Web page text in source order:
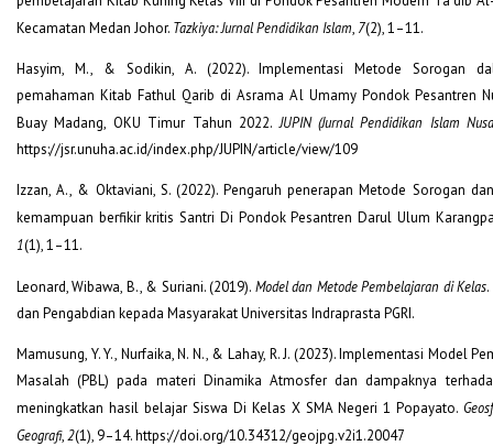
Kecamatan Medan Johor. Tazkiya: Jurnal Pendidikan Islam, 7(2), 1–11.
Hasyim, M., & Sodikin, A. (2022). Implementasi Metode Sorogan
pemahaman Kitab Fathul Qarib di Asrama Al Umamy Pondok Pesantren
Buay Madang, OKU Timur Tahun 2022.JUPIN (Jurnal Pendidikan Islam
https://jsr.unuha.ac.id/index.php/JUPIN/article/view/109
Izzan, A., & Oktaviani, S. (2022). Pengaruh penerapan Metode Sorogan
kemampuan berfikir kritis Santri Di Pondok Pesantren Darul Ulum
1(1), 1–11.
Leonard, Wibawa, B., & Suriani. (2019). Model dan Metode Pembelajaran di Kelas
dan Pengabdian kepada Masyarakat Universitas Indraprasta PGRI.
Mamusung, Y. Y., Nurfaika, N. N., & Lahay, R. J. (2023). Implementasi Model
Masalah (PBL) pada materi Dinamika Atmosfer dan dampaknya
meningkatkan hasil belajar Siswa Di Kelas X SMA Negeri 1 Popayato.
Geografi, 2(1), 9–14. https://doi.org/10.34312/geojpg.v2i1.20047